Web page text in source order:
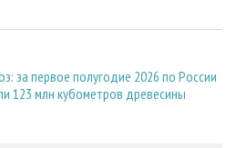
за первое полугодие 2026 по России
123 млн кубометров древесины